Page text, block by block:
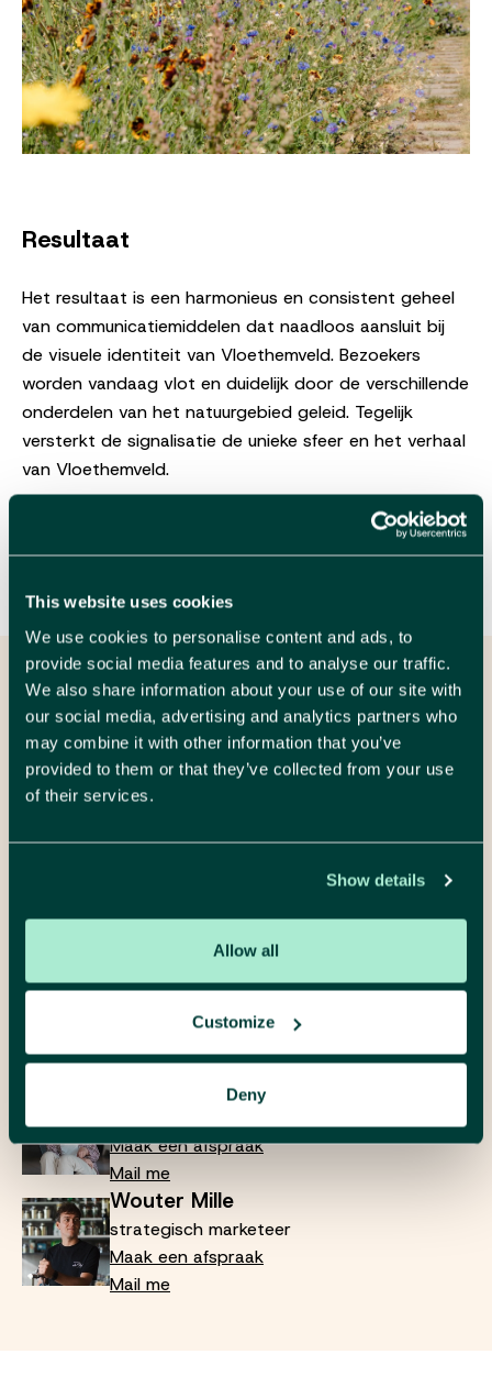
This website uses cookies
We use cookies to personalise content and ads, to
provide social media features and to analyse our traffic.
We also share information about your use of our site with
our social media, advertising and analytics partners who
may combine it with other information that you’ve
provided to them or that they’ve collected from your use
of their services.
Show details
Allow all
Customize
Deny
Resultaat
Het resultaat is een harmonieus en consistent geheel
van communicatiemiddelen dat naadloos aansluit bij
de visuele identiteit van Vloethemveld. Bezoekers
worden vandaag vlot en duidelijk door de verschillende
onderdelen van het natuurgebied geleid. Tegelijk
versterkt de signalisatie de unieke sfeer en het verhaal
van Vloethemveld.
Je merk naar een
hoger niveau tillen?
Plan een gesprek
Heb je vragen? Of wil je aftoetsen wat een
betekenen? Contacteer één van onze
Hélène Verhenne
Maak een afspraak
Mail me
Wouter Mille
strategisch marketeer
Maak een afspraak
Mail me